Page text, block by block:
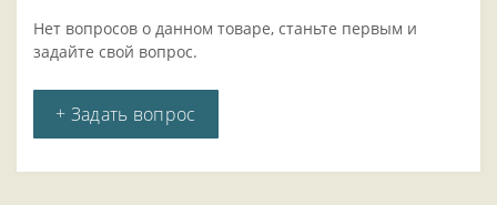
Нет вопросов о данном товаре, станьте первым и
задайте свой вопрос.
+ Задать вопрос